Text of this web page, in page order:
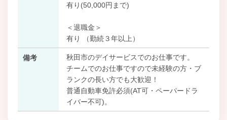
有り(50,000円まで)
＜退職金＞
有り （勤続３年以上）
備考
秋田市のデイサービスでのお仕事です。
チームでのお仕事ですので未経験の方・ブ
ランクの長い方でも大歓迎！
普通自動車免許必須(AT可・ペーパードラ
イバー不可)。